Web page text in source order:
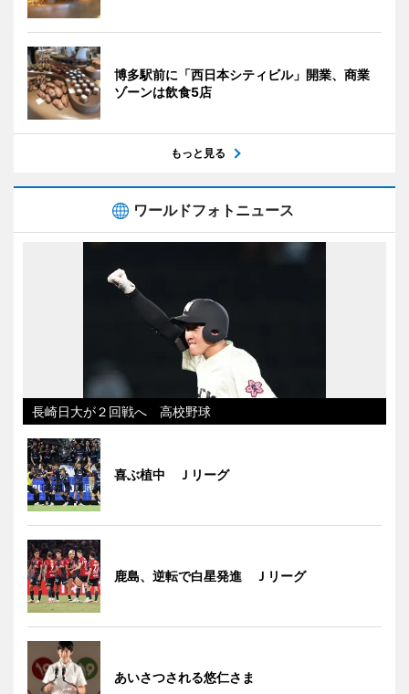
博多駅前に「西日本シティビル」開業、商業
ゾーンは飲食5店
もっと見る
ワールドフォトニュース
長崎日大が２回戦へ 高校野球
喜ぶ植中 Ｊリーグ
鹿島、逆転で白星発進 Ｊリーグ
あいさつされる悠仁さま